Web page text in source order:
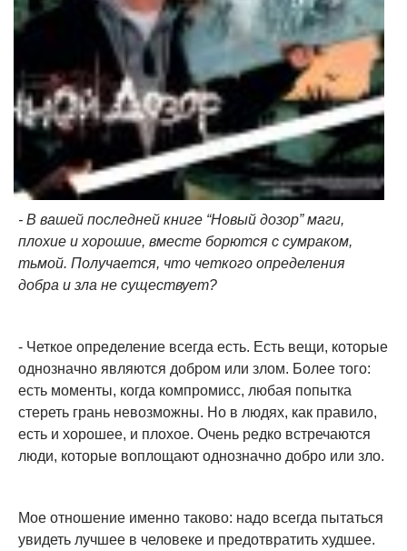
- В вашей последней книге “Новый дозор” маги,
плохие и хорошие, вместе борются с сумраком,
тьмой. Получается, что четкого определения
добра и зла не существует?
- Четкое определение всегда есть. Есть вещи, которые
однозначно являются добром или злом. Более того:
есть моменты, когда компромисс, любая попытка
стереть грань невозможны. Но в людях, как правило,
есть и хорошее, и плохое. Очень редко встречаются
люди, которые воплощают однозначно добро или зло.
Мое отношение именно таково: надо всегда пытаться
увидеть лучшее в человеке и предотвратить худшее.